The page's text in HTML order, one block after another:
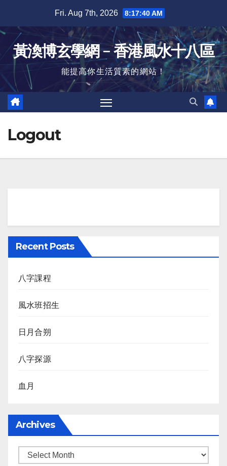
content
Fri. Aug 7th, 2026 8:17:40 AM
黃渙博玄學網﹣香港風水十八區
能提高你生活質素的網站！
Logout
Recent Posts
八字課程
風水班招生
日月合朔
八字探源
血月
Archives
Archives